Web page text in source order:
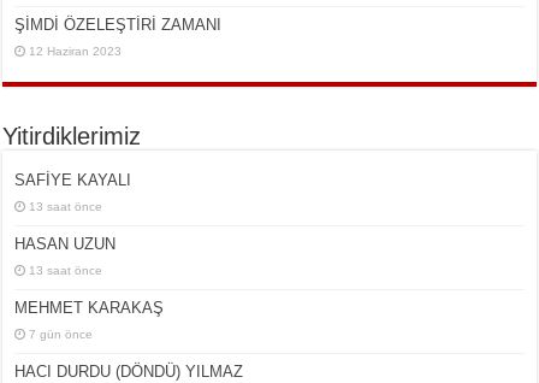
ŞİMDİ ÖZELEŞTİRİ ZAMANI
12 Haziran 2023
Yitirdiklerimiz
SAFİYE KAYALI
13 saat önce
HASAN UZUN
13 saat önce
MEHMET KARAKAŞ
7 gün önce
HACI DURDU (DÖNDÜ) YILMAZ